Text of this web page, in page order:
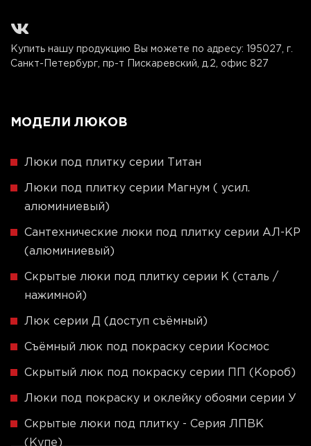
Купить нашу продукцию Вы можете по адресу:
195027, г.
Санкт-Петербург, пр-т Пискаревский, д.2, офис 827
МОДЕЛИ ЛЮКОВ
Люки под плитку серии Титан
Люки под плитку серии Магнум ( усил.
алюминиевый)
Сантехнические люки под плитку серии АЛ-КР
(алюминиевый)
Скрытые люки под плитку серии K (сталь /
нажимной)
Люк серии Д (доступ съёмный)
Съёмный люк под покраску серии Космос
Скрытый люк под покраску серии ПП (Короб)
Люки под покраску и оклейку обоями серии У
Скрытые люки под плитку - Серия ЛПВК
(Купе)